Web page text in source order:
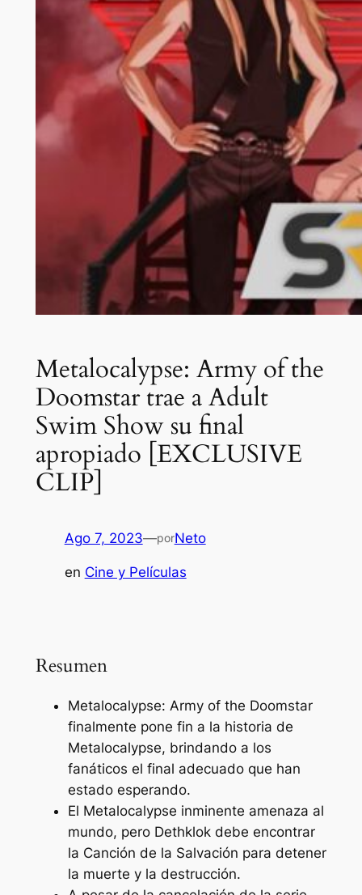
Metalocalypse: Army of the
Doomstar trae a Adult
Swim Show su final
apropiado [EXCLUSIVE
CLIP]
Ago 7, 2023—porNeto
en Cine y Películas
Resumen
Metalocalypse: Army of the Doomstar
finalmente pone fin a la historia de
Metalocalypse, brindando a los
fanáticos el final adecuado que han
estado esperando.
El Metalocalypse inminente amenaza al
mundo, pero Dethklok debe encontrar
la Canción de la Salvación para detener
la muerte y la destrucción.